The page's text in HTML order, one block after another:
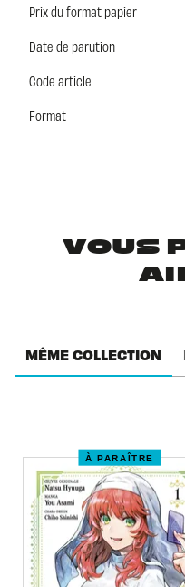
Prix du format papier
Date de parution
Code article
Format
VOUS
MÊME COLLECTION
À PARAÎTRE